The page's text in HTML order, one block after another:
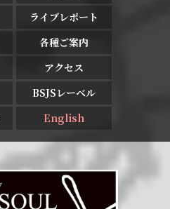
ライブレポート
各種ご案内
アクセス
BSJSレーベル
English